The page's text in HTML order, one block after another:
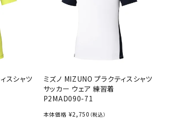
ッズ
トボール）
ケットボール）
バレーボール用サポーター
ボール（バレーボール）
ボール用品（バレーボール）
ランニング
スシャツ
ミズノ MIZUNO プラクティスシャツ
サッカー ウェア 練習着
P2MAD090-71
本体価格 ¥2,750 （税込）